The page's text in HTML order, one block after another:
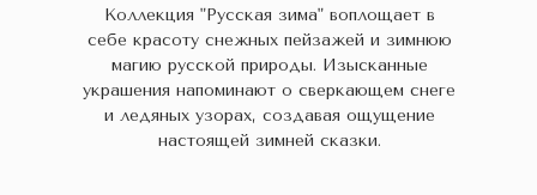
Коллекция "Русская зима" воплощает в
себе красоту снежных пейзажей и зимнюю
магию русской природы. Изысканные
украшения напоминают о сверкающем снеге
и ледяных узорах, создавая ощущение
настоящей зимней сказки.